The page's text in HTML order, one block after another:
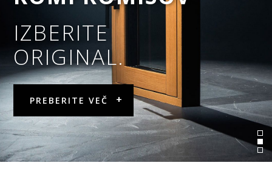
WELTNORM
NO-FRAME
PREBERITE VEČ
IZBERITE
ORIGINAL.
PREBERITE VEČ
IZBERITE
ORIGINAL.
PREBERITE VEČ